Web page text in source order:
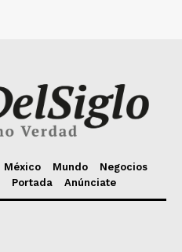
México Mundo
Negocios
Portada Anúnciate